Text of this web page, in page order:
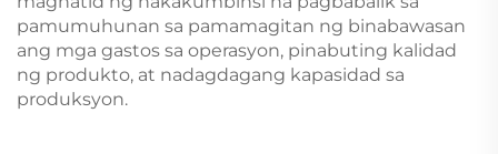
pamumuhunan sa pamamagitan ng binabawasan
ang mga gastos sa operasyon, pinabuting kalidad
ng produkto, at nadagdagang kapasidad sa
produksyon.